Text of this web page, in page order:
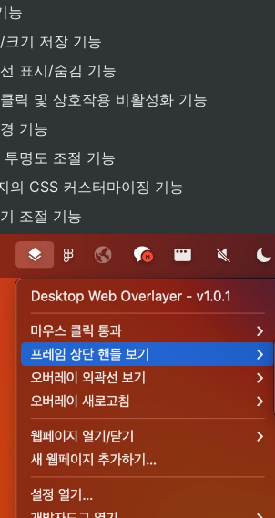
능
기 저장 기능
표시/숨김 기능
릭 및 상호작용 비활성화 기능
기능
명도 조절 기능
의 CSS 커스터마이징 기능
조절 기능